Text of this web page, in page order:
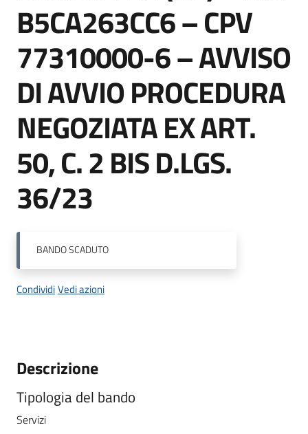
Seguici
su
B5CA263CC6 – CPV
77310000-6 – AVVISO
DI AVVIO PROCEDURA
NEGOZIATA EX ART.
50, C. 2 BIS D.LGS.
36/23
BANDOSCADUTO
CondividiVedi azioni
Descrizione
Tipologia del bando
Servizi